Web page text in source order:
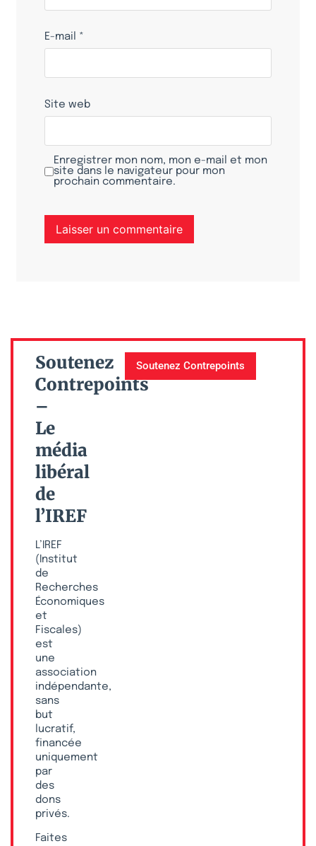
E-mail *
Site web
Enregistrer mon nom, mon e-mail et mon
site dans le navigateur pour mon
prochain commentaire.
Soutenez
Contrepoints
–
Le
média
libéral
de
l’IREF
L’IREF
(Institut
de
Recherches
Économiques
et
Fiscales)
est
une
association
indépendante,
sans
but
lucratif,
financée
uniquement
par
des
dons
privés.
Faites
Soutenez Contrepoints